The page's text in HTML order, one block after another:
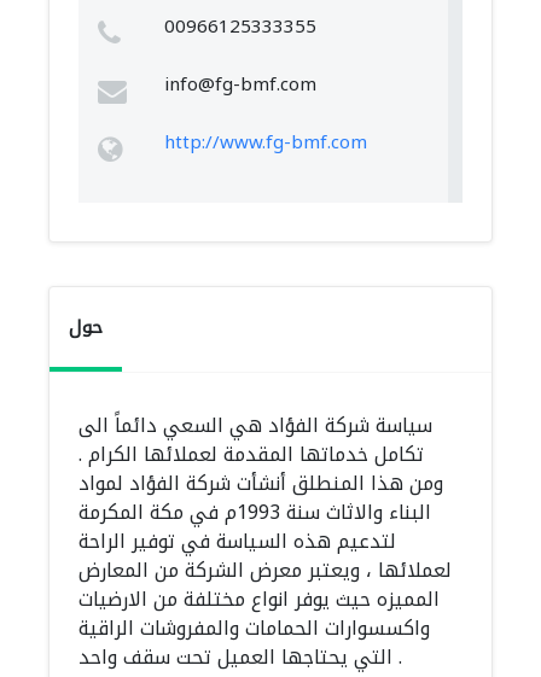
00966125333355
info@fg-bmf.com
http://www.fg-bmf.com
حول
سياسة شركة الفؤاد هي السعي دائماً الى
تكامل خدماتها المقدمة لعملائها الكرام .
ومن هذا المنطلق أنشأت شركة الفؤاد لمواد
البناء والاثاث سنة 1993م في مكة المكرمة
لتدعيم هذه السياسة في توفير الراحة
لعملائها ، ويعتبر معرض الشركة من المعارض
المميزه حيث يوفر انواع مختلفة من الارضيات
واكسسوارات الحمامات والمفروشات الراقية
التي يحتاجها العميل تحت سقف واحد .